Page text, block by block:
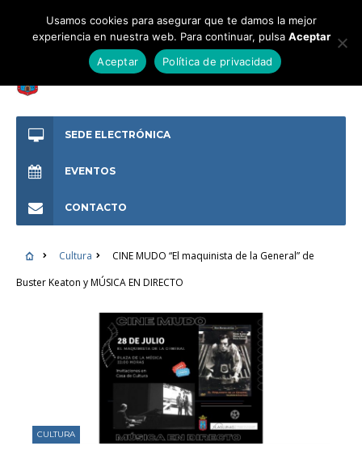
SEDE ELECTRÓNICA
EVENTOS
CONTACTO
Cultura
CINE MUDO “El maquinista de la General” de
Buster Keaton y MÚSICA EN DIRECTO
CULTURA
Usamos cookies para asegurar que te damos la mejor
experiencia en nuestra web. Para continuar, pulsa Aceptar
Aceptar
Política de privacidad